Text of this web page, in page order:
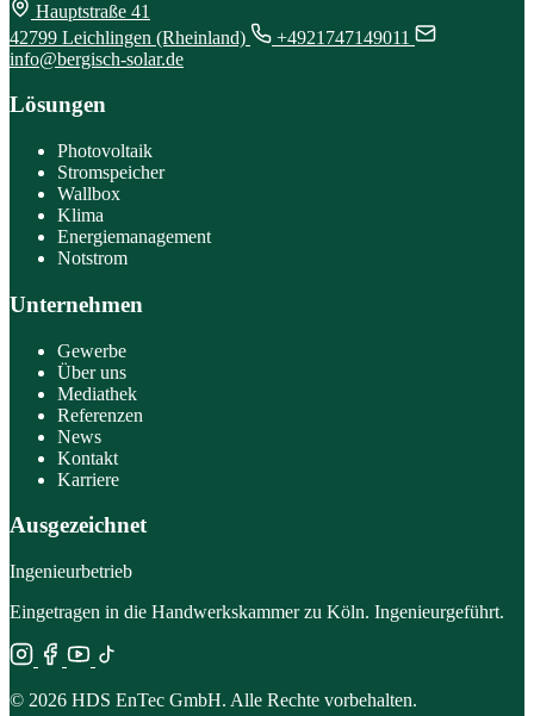
Hauptstraße 41
42799 Leichlingen (Rheinland)
+4921747149011
info@bergisch-solar.de
Lösungen
Photovoltaik
Stromspeicher
Wallbox
Klima
Energiemanagement
Notstrom
Unternehmen
Gewerbe
Über uns
Mediathek
Referenzen
News
Kontakt
Karriere
Ausgezeichnet
Ingenieurbetrieb
Eingetragen in die Handwerkskammer zu Köln. Ingenieurgeführt.
© 2026 HDS EnTec GmbH. Alle Rechte vorbehalten.